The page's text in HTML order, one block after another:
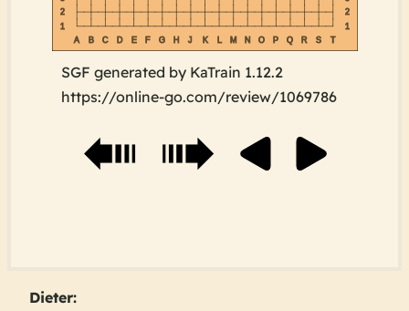
2
2
1
1
A
B C D E F G H J K L M N O P Q R S T
SGF generated by KaTrain 1.12.2
https://online-go.com/review/1069786
Dieter: